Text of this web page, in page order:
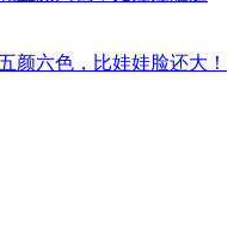
颜六色，比娃娃脸还大！